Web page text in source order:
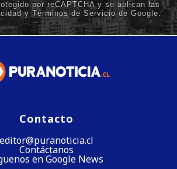
Contacto
editor@puranoticia.cl
Contáctanos
en Google News